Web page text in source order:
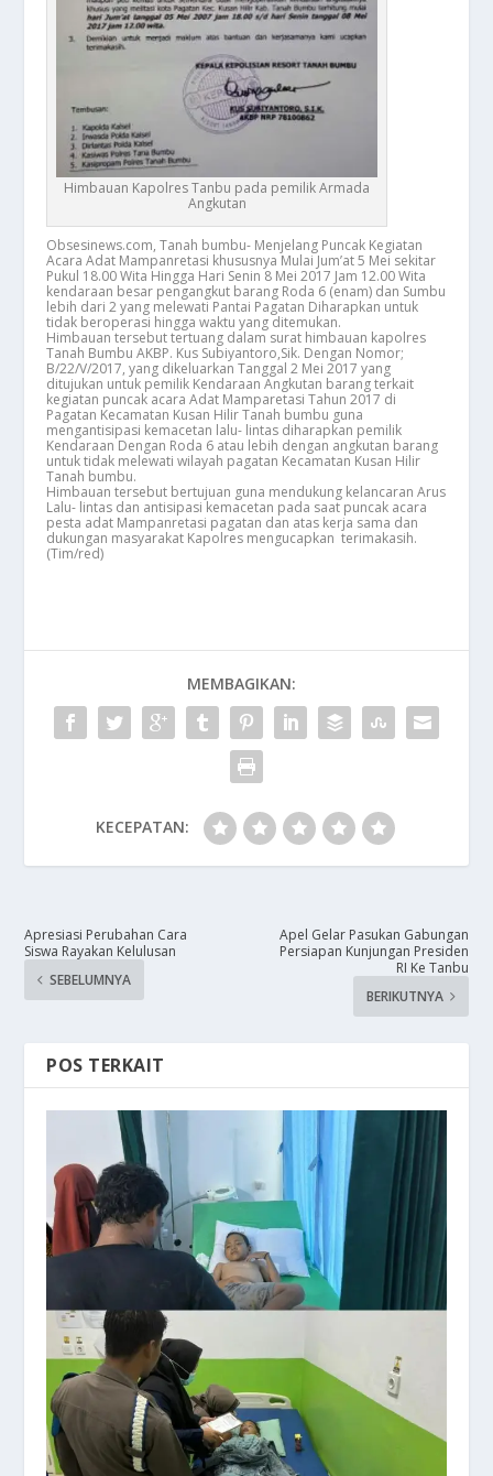
Himbauan Kapolres Tanbu pada pemilik Armada
Angkutan
Obsesinews.com, Tanah bumbu- Menjelang Puncak Kegiatan
Acara Adat Mampanretasi khususnya Mulai Jum’at 5 Mei sekitar
Pukul 18.00 Wita Hingga Hari Senin 8 Mei 2017 Jam 12.00 Wita
kendaraan besar pengangkut barang Roda 6 (enam) dan Sumbu
lebih dari 2 yang melewati Pantai Pagatan Diharapkan untuk
tidak beroperasi hingga waktu yang ditemukan.
Himbauan tersebut tertuang dalam surat himbauan kapolres
Tanah Bumbu AKBP. Kus Subiyantoro,Sik. Dengan Nomor;
B/22/V/2017, yang dikeluarkan Tanggal 2 Mei 2017 yang
ditujukan untuk pemilik Kendaraan Angkutan barang terkait
kegiatan puncak acara Adat Mamparetasi Tahun 2017 di
Pagatan Kecamatan Kusan Hilir Tanah bumbu guna
mengantisipasi kemacetan lalu- lintas diharapkan pemilik
Kendaraan Dengan Roda 6 atau lebih dengan angkutan barang
untuk tidak melewati wilayah pagatan Kecamatan Kusan Hilir
Tanah bumbu.
Himbauan tersebut bertujuan guna mendukung kelancaran Arus
Lalu- lintas dan antisipasi kemacetan pada saat puncak acara
pesta adat Mampanretasi pagatan dan atas kerja sama dan
dukungan masyarakat Kapolres mengucapkan terimakasih.
(Tim/red)
MEMBAGIKAN:
KECEPATAN:
Apresiasi Perubahan Cara
Siswa Rayakan Kelulusan
SEBELUMNYA
Apel Gelar Pasukan Gabungan
Persiapan Kunjungan Presiden
RI Ke Tanbu
BERIKUTNYA
POS TERKAIT